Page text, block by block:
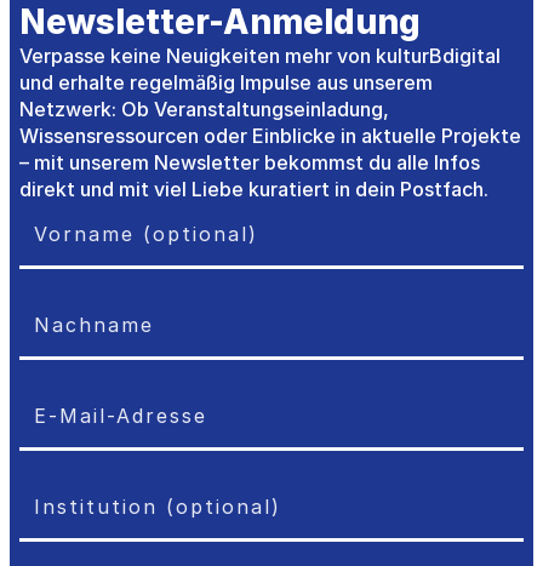
Newsletter-Anmeldung
Verpasse keine Neuigkeiten mehr von kulturBdigital
und erhalte regelmäßig Impulse aus unserem
Netzwerk: Ob Veranstaltungseinladung,
Wissensressourcen oder Einblicke in aktuelle Projekte
– mit unserem Newsletter bekommst du alle Infos
direkt und mit viel Liebe kuratiert in dein Postfach.